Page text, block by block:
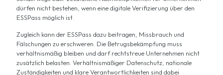
dürfen nicht bestehen, wenn eine digitale Verifizierung über den
ESSPass möglich ist.
Zugleich kann der ESSPass dazu beitragen, Missbrauch und
Fälschungen zu erschweren. Die Betrugsbekämpfung muss
verhältnismäßig bleiben und darf rechtstreue Unternehmen nicht
zusätzlich belasten. Verhältnismäßiger Datenschutz, nationale
Zuständigkeiten und klare Verantwortlichkeiten sind dabei